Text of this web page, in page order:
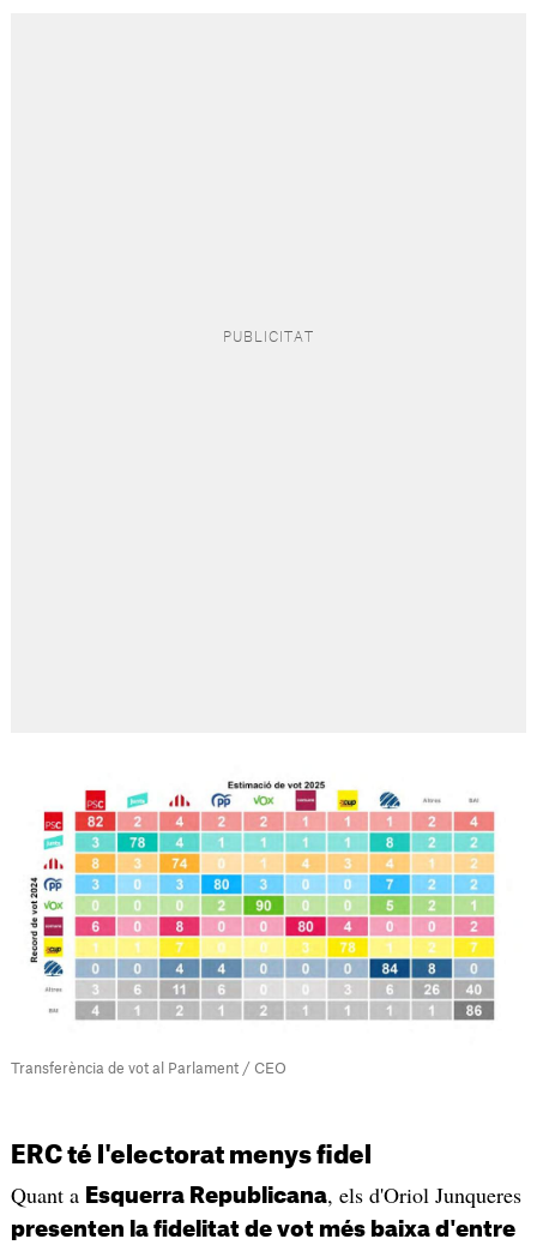
Transferència de vot al Parlament / CEO
ERC té l'electorat menys fidel
Quant a Esquerra Republicana, els d'Oriol Junqueres
presenten la fidelitat de vot més baixa d'entre